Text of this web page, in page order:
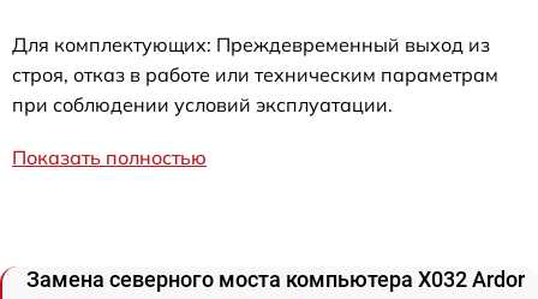
Для комплектующих: Преждевременный выход из
строя, отказ в работе или техническим параметрам
при соблюдении условий эксплуатации.
Показать полностью
Замена северного моста компьютера X032 Ardor